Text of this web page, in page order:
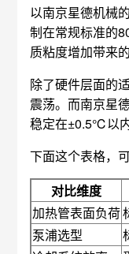
以南京星德机械
制在常规标准的
质粘度增加带来
除了硬件层面的
震荡。而南京星
稳定在±0.5℃以
下面这个表格，
对比维度
加热管表面负荷
泵浦选型